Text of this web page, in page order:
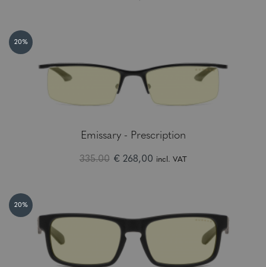
20%
Emissary - Prescription
335.00 € 268,00 incl. VAT
20%